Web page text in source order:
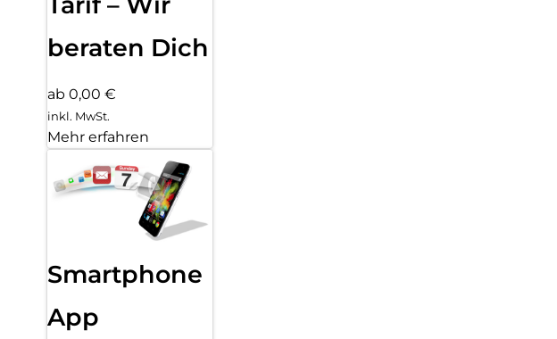
beraten Dich
ab 0,00 €
inkl. MwSt.
Mehr erfahren
Smartphone
App